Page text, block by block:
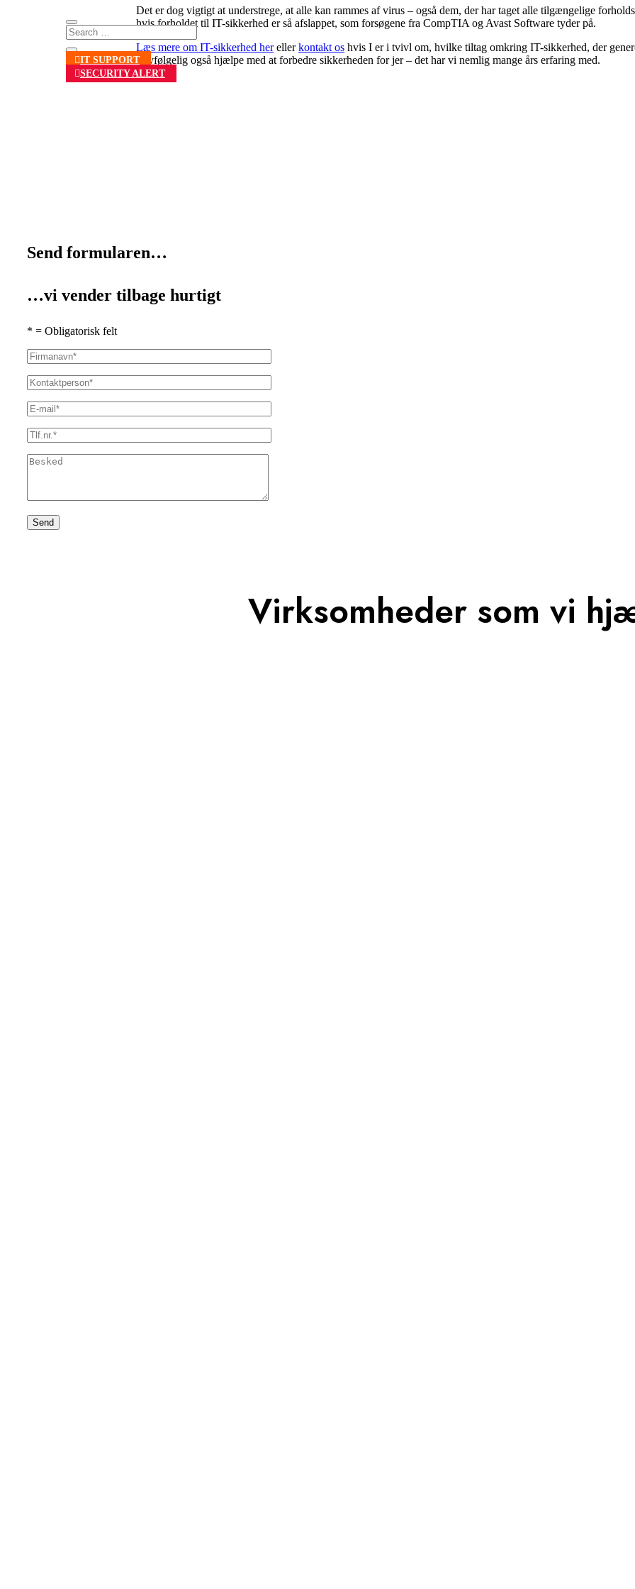
IT SUPPORT
SECURITY ALERT
Det er dog vigtigt at understrege, at alle kan rammes af virus – også dem, der har taget alle tilgængelige
hvis forholdet til IT-sikkerhed er så afslappet, som forsøgene fra CompTIA og Avast Software tyder på.
Læs mere om IT-sikkerhed herellerkontakt os hvis I er i tvivl om, hvilke tiltag omkring IT-sikkerhed, der
selvfølgelig også hjælpe med at forbedre sikkerheden for jer – det har vi nemlig mange års erfaring med.
Send formularen…
…vi vender tilbage hurtigt
* = Obligatorisk felt
Virksomheder som vi